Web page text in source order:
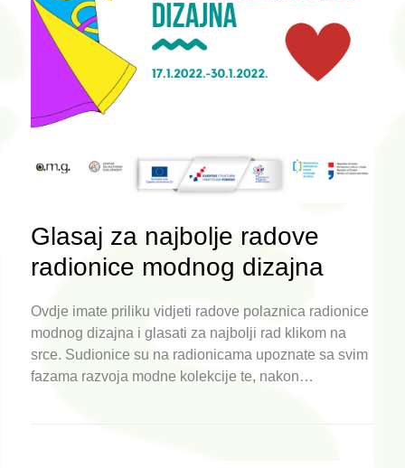
Glasaj za najbolje radove
radionice modnog dizajna
Ovdje imate priliku vidjeti radove polaznica radionice
modnog dizajna i glasati za najbolji rad klikom na
srce. Sudionice su na radionicama upoznate sa svim
fazama razvoja modne kolekcije te, nakon…